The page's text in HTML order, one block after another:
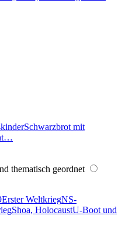
Schwarzbrot mit
thematisch geordnet
Erster WeltkriegNS-
Shoa, HolocaustU-Boot und